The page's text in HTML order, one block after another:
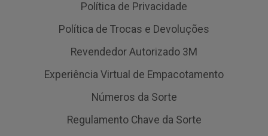
Política de Privacidade
Política de Trocas e Devoluções
Revendedor Autorizado 3M
Experiência Virtual de Empacotamento
Números da Sorte
Regulamento Chave da Sorte